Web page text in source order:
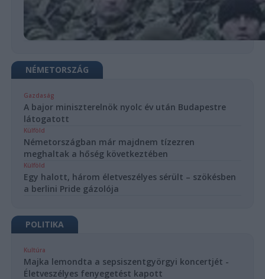
NÉMETORSZÁG
Gazdaság
A bajor miniszterelnök nyolc év után Budapestre
látogatott
Külföld
Németországban már majdnem tízezren
meghaltak a hőség következtében
Külföld
Egy halott, három életveszélyes sérült – szökésben
a berlini Pride gázolója
POLITIKA
Kultúra
Majka lemondta a sepsiszentgyörgyi koncertjét -
Életveszélyes fenyegetést kapott